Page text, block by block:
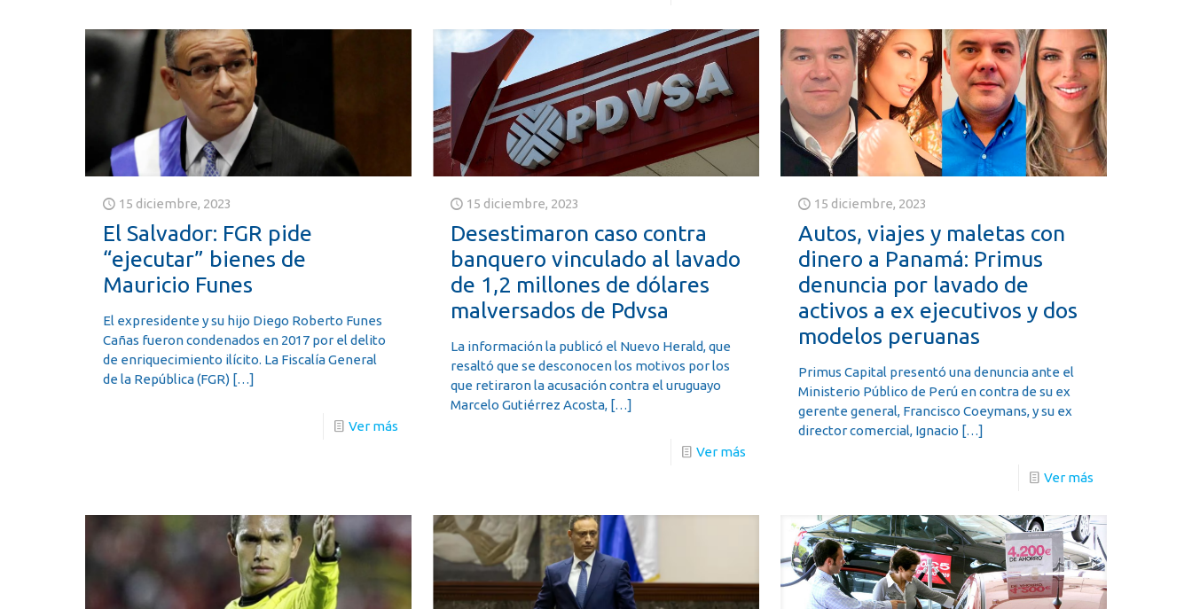
15 diciembre, 2023
El Salvador: FGR pide
“ejecutar” bienes de
Mauricio Funes
El expresidente y su hijo Diego Roberto Funes
Cañas fueron condenados en 2017 por el delito
de enriquecimiento ilícito. La Fiscalía General
de la República (FGR)[…]
Ver más
15 diciembre, 2023
Desestimaron caso contra
banquero vinculado al lavado
de 1,2 millones de dólares
malversados de Pdvsa
La información la publicó el Nuevo Herald, que
resaltó que se desconocen los motivos por los
que retiraron la acusación contra el uruguayo
Marcelo Gutiérrez Acosta,[…]
Ver más
15 diciembre, 2023
Autos, viajes y maletas con
dinero a Panamá: Primus
denuncia por lavado de
activos a ex ejecutivos y dos
modelos peruanas
Primus Capital presentó una denuncia ante el
Ministerio Público de Perú en contra de su ex
gerente general, Francisco Coeymans, y su ex
director comercial, Ignacio […]
Ver más